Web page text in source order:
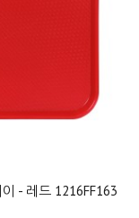
- 레드 1216FF163